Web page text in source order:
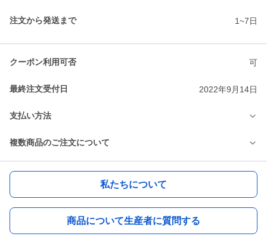
注文から発送まで 1~7日
クーポン利用可否 可
最終注文受付日 2022年9月14日
支払い方法
複数商品のご注文について
私たちについて
商品について生産者に質問する